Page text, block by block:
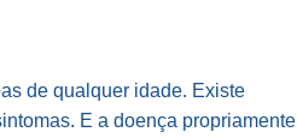
de qualquer idade. Existe
E a doença propriamente